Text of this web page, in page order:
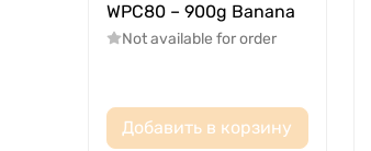
WPC80 – 900g Banana
Not available for order
Добавить в корзину